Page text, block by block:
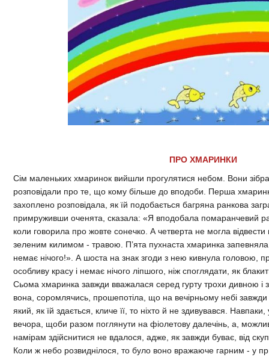
ПРО ХМАРИНКИ
Сім маленьких хмаринок вийшли прогулятися небом. Вони
розповідали про те, що кому більше до вподоби. Перша
захоплено розповідала, як їй подобається багряна ранкова
примруживши оченята, сказала: «Я вподобала помаранчевий
коли говорила про жовте сонечко. А четверта не могла
зеленим килимом - травою. П’ята пухнаста хмаринка
немає нічого!». А шоста на знак згоди з нею кивнула головою,
особливу красу і немає нічого ліпшого, ніж споглядати, як
Сьома хмаринка завжди вважалася серед гурту трохи дивною і
вона, соромлячись, прошепотіла, що на вечірньому небі завжди
який, як їй здається, кличе її, то ніхто й не здивувався.
вечора, щоби разом поглянути на фіолетову далечінь, а,
намірам здійснитися не вдалося, адже, як завжди буває, від
Коли ж небо розвиднілося, то було воно вражаюче гарним - у